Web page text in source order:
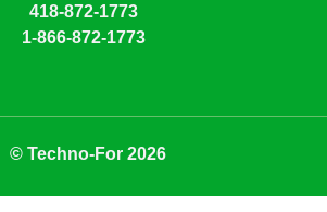
418-872-1773
1-866-872-1773
© Techno-For 2026